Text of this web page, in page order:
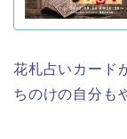
花札占いカード
ちのけの自分も